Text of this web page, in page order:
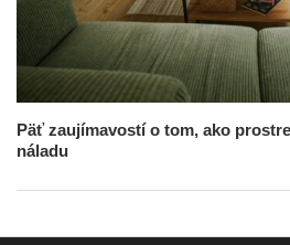
Päť zaujímavostí o tom, ako
náladu